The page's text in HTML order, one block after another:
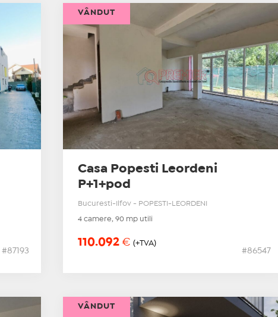
#87193
Casa Popesti Leordeni
P+1+pod
Bucuresti-Ilfov - POPESTI-LEORDENI
4 camere, 90 mp utili
110.092€ (+TVA)
#86547
VÂNDUT
VÂNDUT